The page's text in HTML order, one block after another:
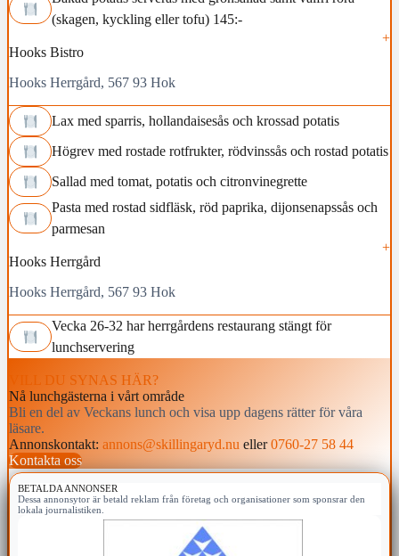
(skagen, kyckling eller tofu) 145:-
Hooks Bistro
Hooks Herrgård, 567 93 Hok
Lax med sparris, hollandaisesås och krossad potatis
Högrev med rostade rotfrukter, rödvinssås och rostad potatis
Sallad med tomat, potatis och citronvinegrette
Pasta med rostad sidfläsk, röd paprika, dijonsenapssås och
parmesan
Hooks Herrgård
Hooks Herrgård, 567 93 Hok
Vecka 26-32 har herrgårdens restaurang stängt för
lunchservering
VILL DU SYNAS HÄR?
Nå lunchgästerna i vårt område
Bli en del av Veckans lunch och visa upp dagens rätter för våra
läsare.
Annonskontakt: annons@skillingaryd.nu eller0760-27 58 44
Kontakta oss
BETALDA ANNONSER
Dessa annonsytor är betald reklam från företag och organisationer som sponsrar den
lokala journalistiken.